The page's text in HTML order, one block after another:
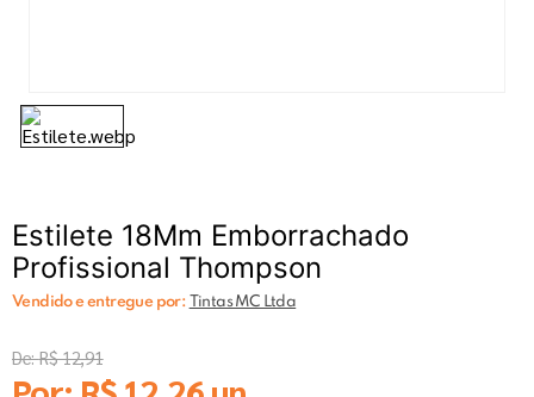
Estilete 18Mm Emborrachado
Profissional Thompson
Vendido e entregue por: Tintas MC Ltda
De:R$12,91